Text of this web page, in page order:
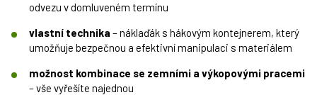
odvezu v domluveném termínu
vlastní technika – náklaďák s hákovým kontejnerem, který
umožňuje bezpečnou a efektivní manipulaci s materiálem
možnost kombinace se zemními a výkopovými pracemi
– vše vyřešíte najednou